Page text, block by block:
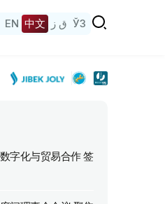
EN 中文 ق ز ЎЗ
字化与贸易合作 签